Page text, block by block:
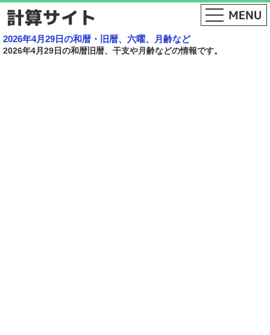
2026年4月29日の和暦・旧暦、六曜、月齢など
2026年4月29日の和暦旧暦、干支や月齢などの情報です。